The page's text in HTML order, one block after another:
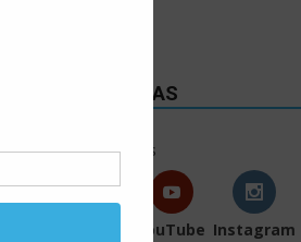
PRATITE NAS
36k Follows
YouTube Instagram